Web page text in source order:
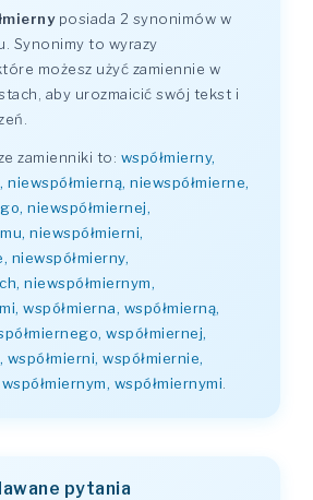
posiada 2 synonimów w
Synonimy to wyrazy
możesz użyć zamiennie w
aby urozmaicić swój tekst i
zamienniki to: współmierny,
niewspółmierną, niewspółmierne,
niewspółmiernej,
niewspółmierni,
niewspółmierny,
niewspółmiernym,
współmierna, współmierną,
współmiernej,
współmierni, współmiernie,
współmiernymi
pytania